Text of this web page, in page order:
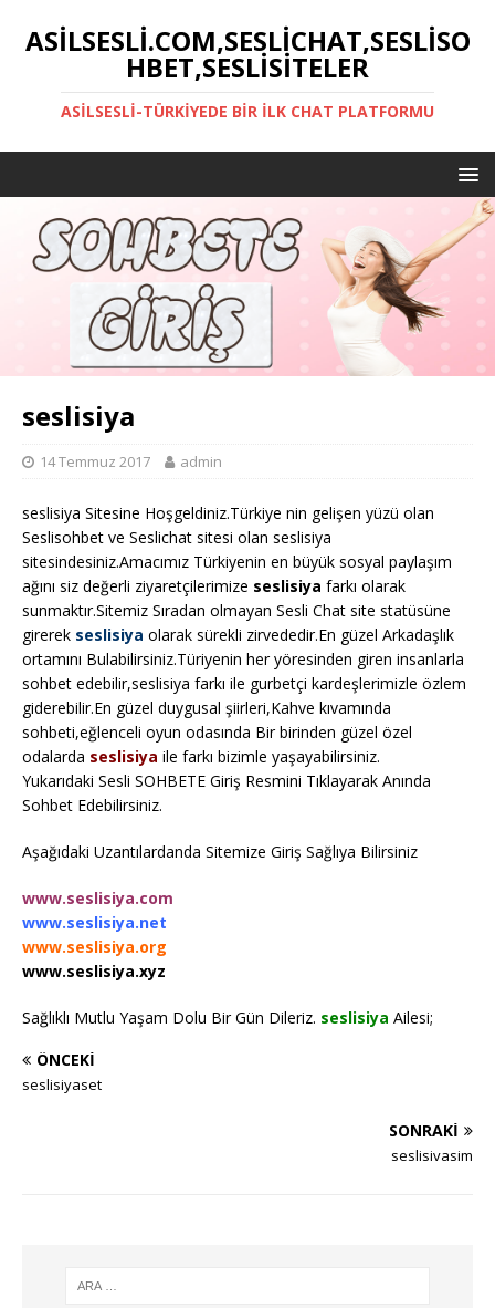
ASILSESLI.COM,SESLICHAT,SESLISO
HBET,SESLISITELER
ASILSESLI-TÜRKIYEDE BIR İLK CHAT PLATFORMU
seslisiya
14 Temmuz 2017 admin
seslisiya Sitesine Hoşgeldiniz.Türkiye nin gelişen yüzü olan
Seslisohbet ve Seslichat sitesi olan seslisiya
sitesindesiniz.Amacımız Türkiyenin en büyük sosyal paylaşım
ağını siz değerli ziyaretçilerimize seslisiya farkı olarak
sunmaktır.Sitemiz Sıradan olmayan Sesli Chat site statüsüne
girerek seslisiya olarak sürekli zirvededir.En güzel Arkadaşlık
ortamını Bulabilirsiniz.Türiyenin her yöresinden giren insanlarla
sohbet edebilir,seslisiya farkı ile gurbetçi kardeşlerimizle özlem
giderebilir.En güzel duygusal şiirleri,Kahve kıvamında
sohbeti,eğlenceli oyun odasında Bir birinden güzel özel
odalarda seslisiya ile farkı bizimle yaşayabilirsiniz.
Yukarıdaki Sesli SOHBETE Giriş Resmini Tıklayarak Anında
Sohbet Edebilirsiniz.
Aşağıdaki Uzantılardanda Sitemize Giriş Sağlıya Bilirsiniz
www.seslisiya.com
www.seslisiya.net
www.seslisiya.org
www.seslisiya.xyz
Sağlıklı Mutlu Yaşam Dolu Bir Gün Dileriz. seslisiya Ailesi;
ÖNCEKI
seslisiyaset
SONRAKI
seslisivasim